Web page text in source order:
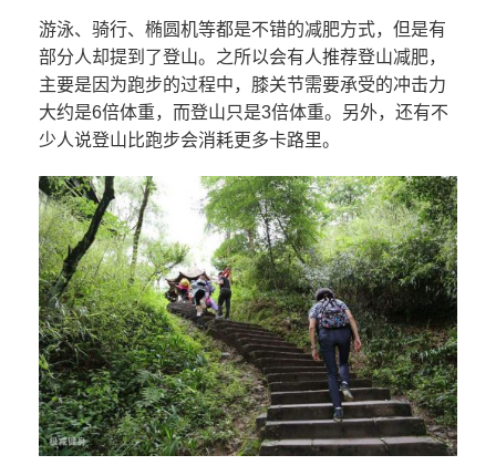
游泳、骑行、椭圆机等都是不错的减肥方式，但是有
部分人却提到了登山。之所以会有人推荐登山减肥，
主要是因为跑步的过程中，膝关节需要承受的冲击力
大约是6倍体重，而登山只是3倍体重。另外，还有不
少人说登山比跑步会消耗更多卡路里。